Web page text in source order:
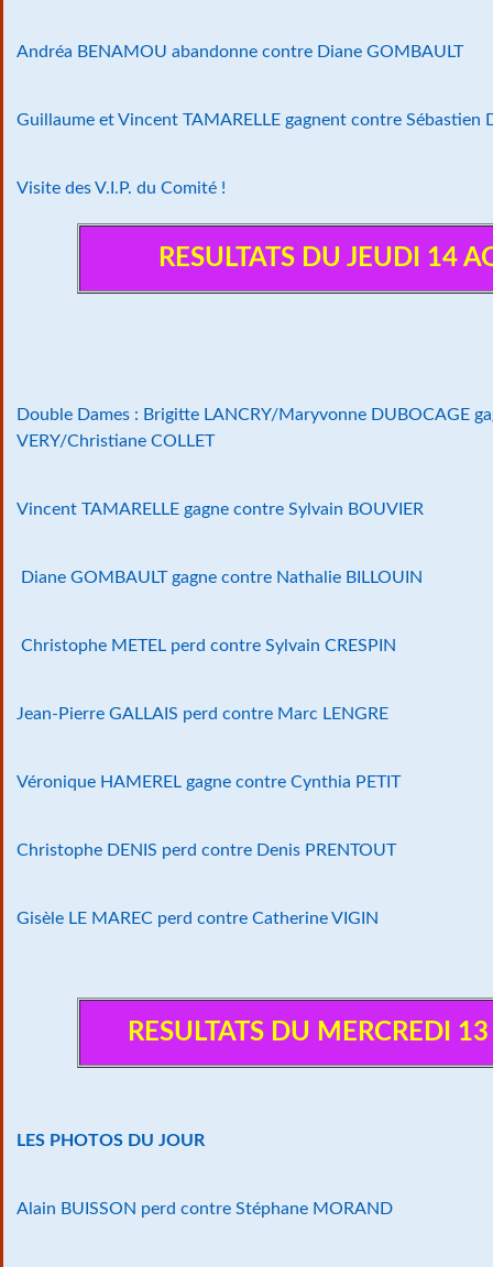
Andréa BENAMOU abandonne contre Diane GOMBAULT
Guillaume et Vincent TAMARELLE gagnent contre Sébastien
Visite des V.I.P. du Comité !
RESULTATS DU JEUDI 14
Double Dames : Brigitte LANCRY/Maryvonne DUBOCAGE
VERY/Christiane COLLET
Vincent TAMARELLE gagne contre Sylvain BOUVIER
Diane GOMBAULT gagne contre Nathalie BILLOUIN
Christophe METEL perd contre Sylvain CRESPIN
Jean-Pierre GALLAIS perd contre Marc LENGRE
Véronique HAMEREL gagne contre Cynthia PETIT
Christophe DENIS perd contre Denis PRENTOUT
Gisèle LE MAREC perd contre Catherine VIGIN
RESULTATS DU MERCREDI
LES PHOTOS DU JOUR
Alain BUISSON perd contre Stéphane MORAND